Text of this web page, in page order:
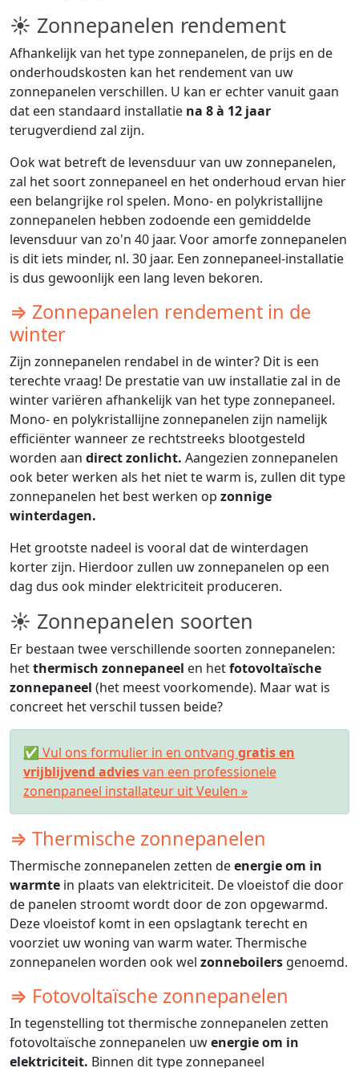
☀ Zonnepanelen rendement
Afhankelijk van het type zonnepanelen, de prijs en de
onderhoudskosten kan het rendement van uw
zonnepanelen verschillen. U kan er echter vanuit gaan
dat een standaard installatie na 8 à 12 jaar
terugverdiend zal zijn.
Ook wat betreft de levensduur van uw zonnepanelen,
zal het soort zonnepaneel en het onderhoud ervan hier
een belangrijke rol spelen. Mono- en polykristallijne
zonnepanelen hebben zodoende een gemiddelde
levensduur van zo'n 40 jaar. Voor amorfe zonnepanelen
is dit iets minder, nl. 30 jaar. Een zonnepaneel-installatie
is dus gewoonlijk een lang leven bekoren.
⇒ Zonnepanelen rendement in de
winter
Zijn zonnepanelen rendabel in de winter? Dit is een
terechte vraag! De prestatie van uw installatie zal in de
winter variëren afhankelijk van het type zonnepaneel.
Mono- en polykristallijne zonnepanelen zijn namelijk
efficiënter wanneer ze rechtstreeks blootgesteld
worden aan direct zonlicht. Aangezien zonnepanelen
ook beter werken als het niet te warm is, zullen dit type
zonnepanelen het best werken op zonnige
winterdagen.
Het grootste nadeel is vooral dat de winterdagen
korter zijn. Hierdoor zullen uw zonnepanelen op een
dag dus ook minder elektriciteit produceren.
☀ Zonnepanelen soorten
Er bestaan twee verschillende soorten zonnepanelen:
hetthermisch zonnepaneel en hetfotovoltaïsche
zonnepaneel (het meest voorkomende). Maar wat is
concreet het verschil tussen beide?
✅ Vul ons formulier in en ontvang gratis en
vrijblijvend adviesvan een professionele
zonenpaneel installateur uit Veulen »
⇒ Thermische zonnepanelen
Thermische zonnepanelen zetten deenergie om in
warmte in plaats van elektriciteit. De vloeistof die door
de panelen stroomt wordt door de zon opgewarmd.
Deze vloeistof komt in een opslagtank terecht en
voorziet uw woning van warm water. Thermische
zonnepanelen worden ook wel zonneboilers genoemd.
⇒ Fotovoltaïsche zonnepanelen
In tegenstelling tot thermische zonnepanelen zetten
fotovoltaïsche zonnepanelen uwenergie om in
elektriciteit. Binnen dit type zonnepaneel